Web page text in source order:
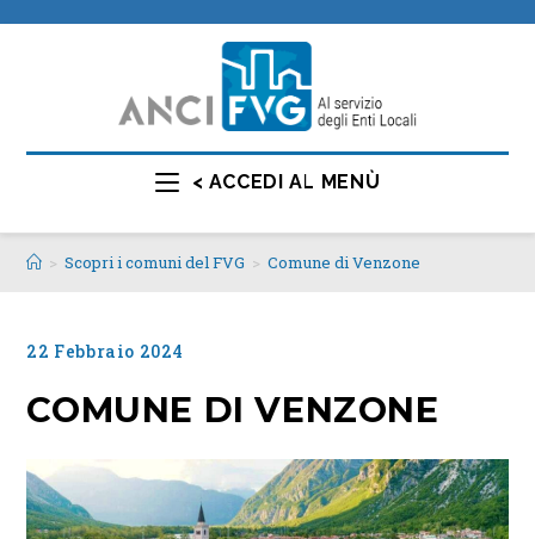
< ACCEDI AL MENÙ
> Scopri i comuni del FVG > Comune di Venzone
22 Febbraio 2024
COMUNE DI VENZONE